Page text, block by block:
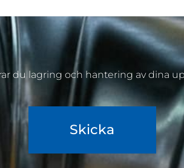
du lagring och hantering av dina
Skicka